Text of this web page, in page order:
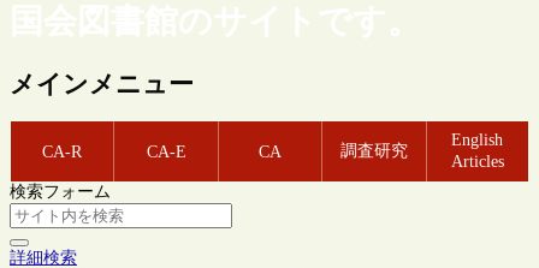
国会図書館のサイトです。
メインメニュー
CA-R CA-E CA 調査研究
English
Articles
検索フォーム
詳細検索